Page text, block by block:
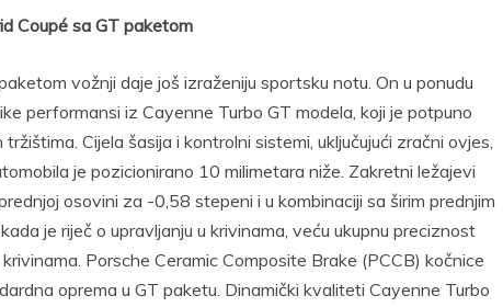
Coupé sa GT paketom
vožnji daje još izraženiju sportsku notu. On u ponudu
performansi iz Cayenne Turbo GT modela, koji je potpuno
Cijela šasija i kontrolni sistemi, uključujući zračni ovjes,
je pozicionirano 10 milimetara niže. Zakretni ležajevi
osovini za -0,58 stepeni i u kombinaciji sa širim prednjim
je riječ o upravljanju u krivinama, veću ukupnu preciznost
Porsche Ceramic Composite Brake (PCCB) kočnice
oprema u GT paketu. Dinamički kvaliteti Cayenne Turbo